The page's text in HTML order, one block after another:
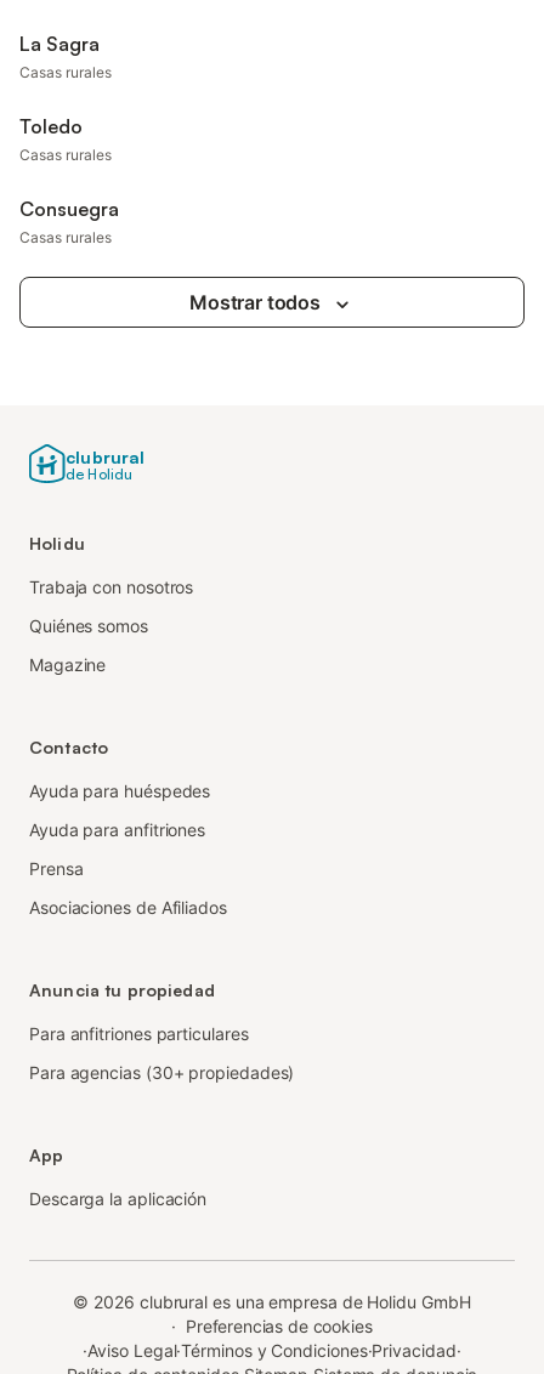
La Sagra
Casas rurales
Toledo
Casas rurales
Consuegra
Casas rurales
Mostrar todos
clubrural
de Holidu
Holidu
Trabaja con nosotros
Quiénes somos
Magazine
Contacto
Ayuda para huéspedes
Ayuda para anfitriones
Prensa
Asociaciones de Afiliados
Anuncia tu propiedad
Para anfitriones particulares
Para agencias (30+ propiedades)
App
Descarga la aplicación
© 2026 clubrural es una empresa de Holidu GmbH
· Preferencias de cookies
·Aviso Legal·Términos y Condiciones·Privacidad·